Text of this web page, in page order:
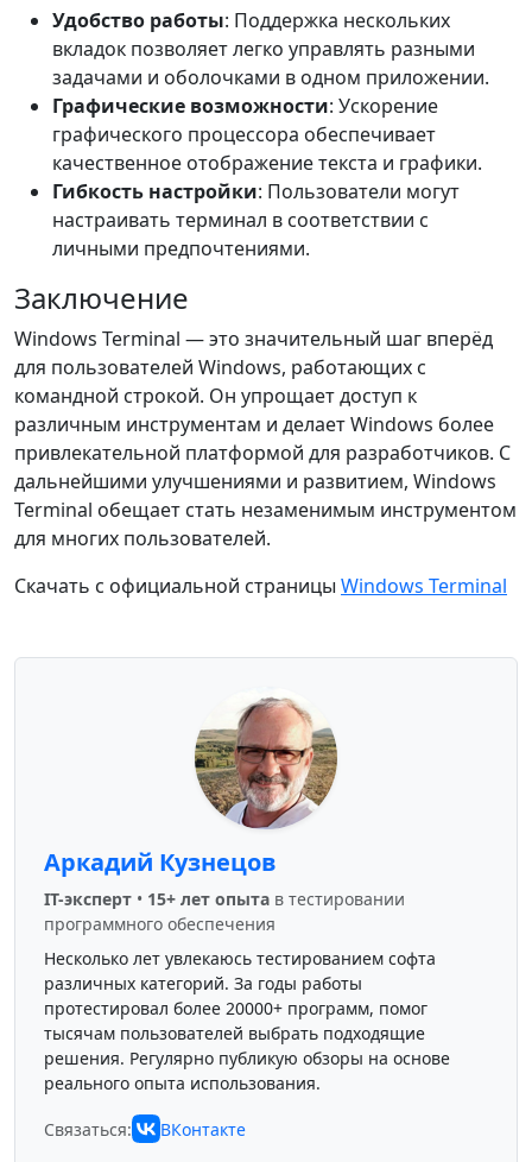
Удобство работы: Поддержка нескольких
вкладок позволяет легко управлять разными
задачами и оболочками в одном приложении.
Графические возможности: Ускорение
графического процессора обеспечивает
качественное отображение текста и графики.
Гибкость настройки: Пользователи могут
настраивать терминал в соответствии с
личными предпочтениями.
Заключение
Windows Terminal — это значительный шаг вперёд
для пользователей Windows, работающих с
командной строкой. Он упрощает доступ к
различным инструментам и делает Windows более
привлекательной платформой для разработчиков. С
дальнейшими улучшениями и развитием, Windows
Terminal обещает стать незаменимым инструментом
для многих пользователей.
Скачать с официальной страницы Windows Terminal
Аркадий Кузнецов
IT-эксперт • 15+ лет опыта в тестировании
программного обеспечения
Несколько лет увлекаюсь тестированием софта
различных категорий. За годы работы
протестировал более 20000+ программ, помог
тысячам пользователей выбрать подходящие
решения. Регулярно публикую обзоры на основе
реального опыта использования.
Связаться: ВКонтакте